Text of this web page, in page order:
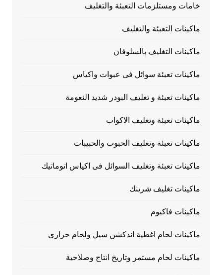
خامات ومستلزمات التعبئة والتغليف
ماكينات التعبئة والتغليف
ماكينات التغليف بالسلوفان
ماكينات تعبئة سوائل فى عبوات واكياس
ماكينات تعبئة و تغليف البودر شديد النعومة
ماكينات تعبئة وتغليف الاكواب
ماكينات تعبئة وتغليف الحبوب والحبيبات
ماكينات تعبئة وتغليف السوائل فى اكياس اتوماتيك
ماكينات تغليف شرينك
ماكينات فاكيوم
ماكينات لحام اغطية اندكشن سيل ولحام حرارى
ماكينات لحام مستمر وتاريخ انتاج وصلاحية